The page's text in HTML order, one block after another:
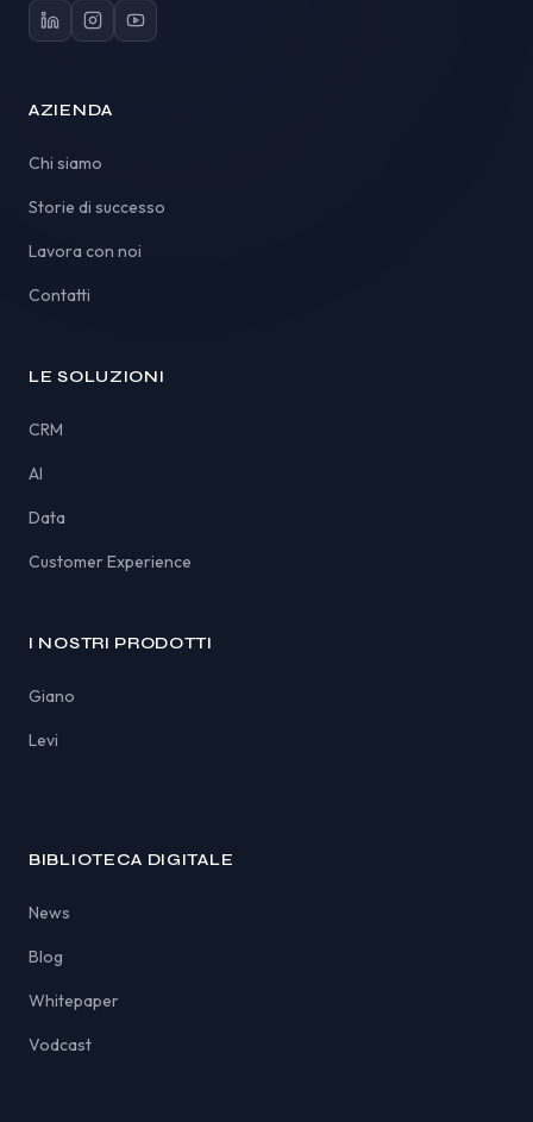
AZIENDA
Chi siamo
Storie di successo
Lavora con noi
Contatti
LE SOLUZIONI
CRM
AI
Data
Customer Experience
I NOSTRI PRODOTTI
Giano
Levi
BIBLIOTECA DIGITALE
News
Blog
Whitepaper
Vodcast